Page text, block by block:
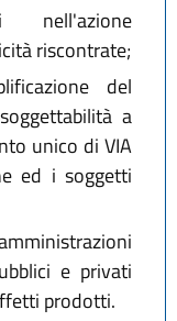
nell'azione
riscontrate;
del
a
unico di VIA
ed i soggetti
e privati
prodotti.